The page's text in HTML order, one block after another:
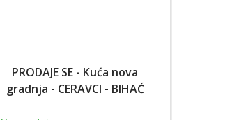
PRODAJE SE - Kuća nova
gradnja - CERAVCI - BIHAĆ